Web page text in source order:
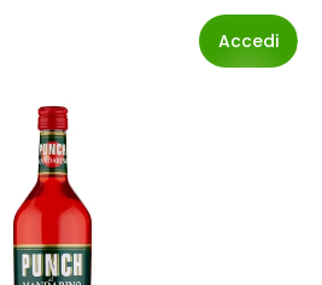
Accedi